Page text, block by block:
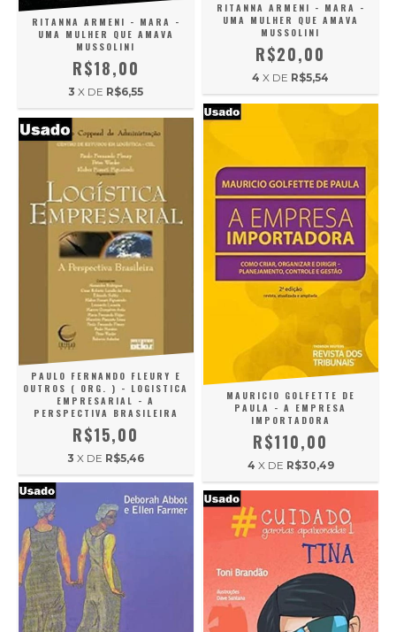
RITANNA ARMENI - MARA -
UMA MULHER QUE AMAVA
MUSSOLINI
R$18,00
3 X DE R$6,55
RITANNA ARMENI - MARA -
UMA MULHER QUE AMAVA
MUSSOLINI
R$20,00
4 X DE R$5,54
PAULO FERNANDO FLEURY E
OUTROS ( ORG. ) - LOGISTICA
EMPRESARIAL - A
PERSPECTIVA BRASILEIRA
R$15,00
3 X DE R$5,46
MAURICIO GOLFETTE DE
PAULA - A EMPRESA
IMPORTADORA
R$110,00
4 X DE R$30,49